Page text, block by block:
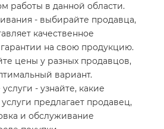
работы в данной области.
- выбирайте продавца,
качественное
на свою продукцию.
цены у разных продавцов,
вариант.
- узнайте, какие
предлагает продавец,
и обслуживание